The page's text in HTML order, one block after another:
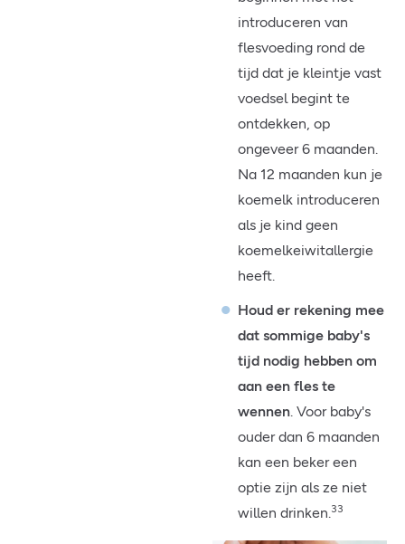
introduceren van
flesvoeding rond de
tijd dat je kleintje vast
voedsel begint te
ontdekken, op
ongeveer 6 maanden.
Na 12 maanden kun je
koemelk introduceren
als je kind geen
koemelkeiwitallergie
heeft.
Houd er rekening mee
dat sommige baby's
tijd nodig hebben om
aan een fles te
wennen. Voor baby's
ouder dan 6 maanden
kan een beker een
optie zijn als ze niet
willen drinken.33